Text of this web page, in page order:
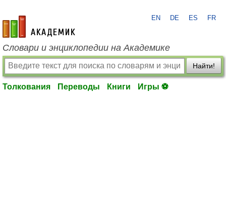
academic.ru
EN DE ES FR
Словари и энциклопедии на Академике
Найти!
Толкования Переводы Книги Игры ⚽